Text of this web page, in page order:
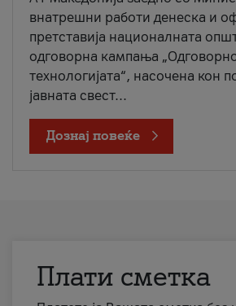
внатрешни работи денеска и
претставија националната
одговорна кампања
технологијата“, насочена кон
јавната свест...
Дознај повеќе
Плати сметка